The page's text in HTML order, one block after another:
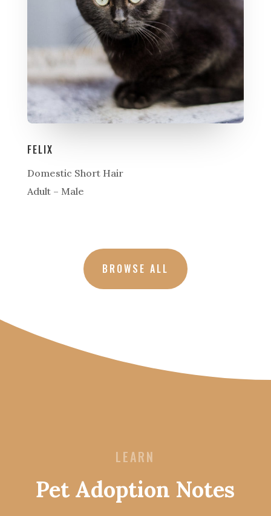
FELIX
Domestic Short Hair
Adult – Male
BROWSE ALL
LEARN
Pet Adoption Notes